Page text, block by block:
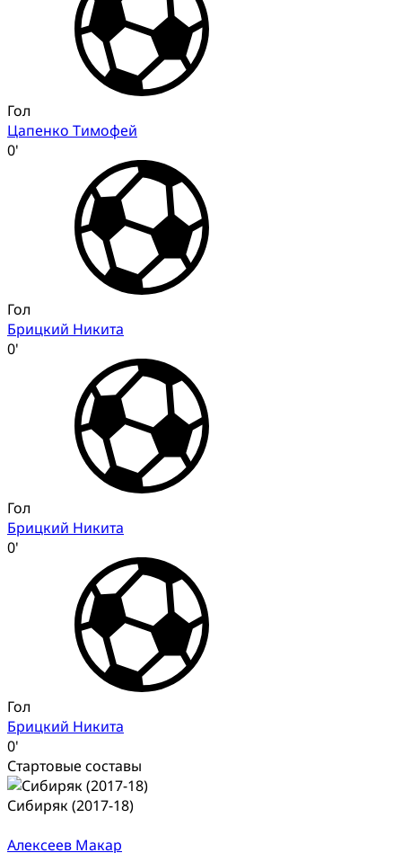
Гол
Цапенко Тимофей
0'
Гол
Брицкий Никита
0'
Гол
Брицкий Никита
0'
Гол
Брицкий Никита
0'
Стартовые составы
Сибиряк (2017-18)
Алексеев Макар